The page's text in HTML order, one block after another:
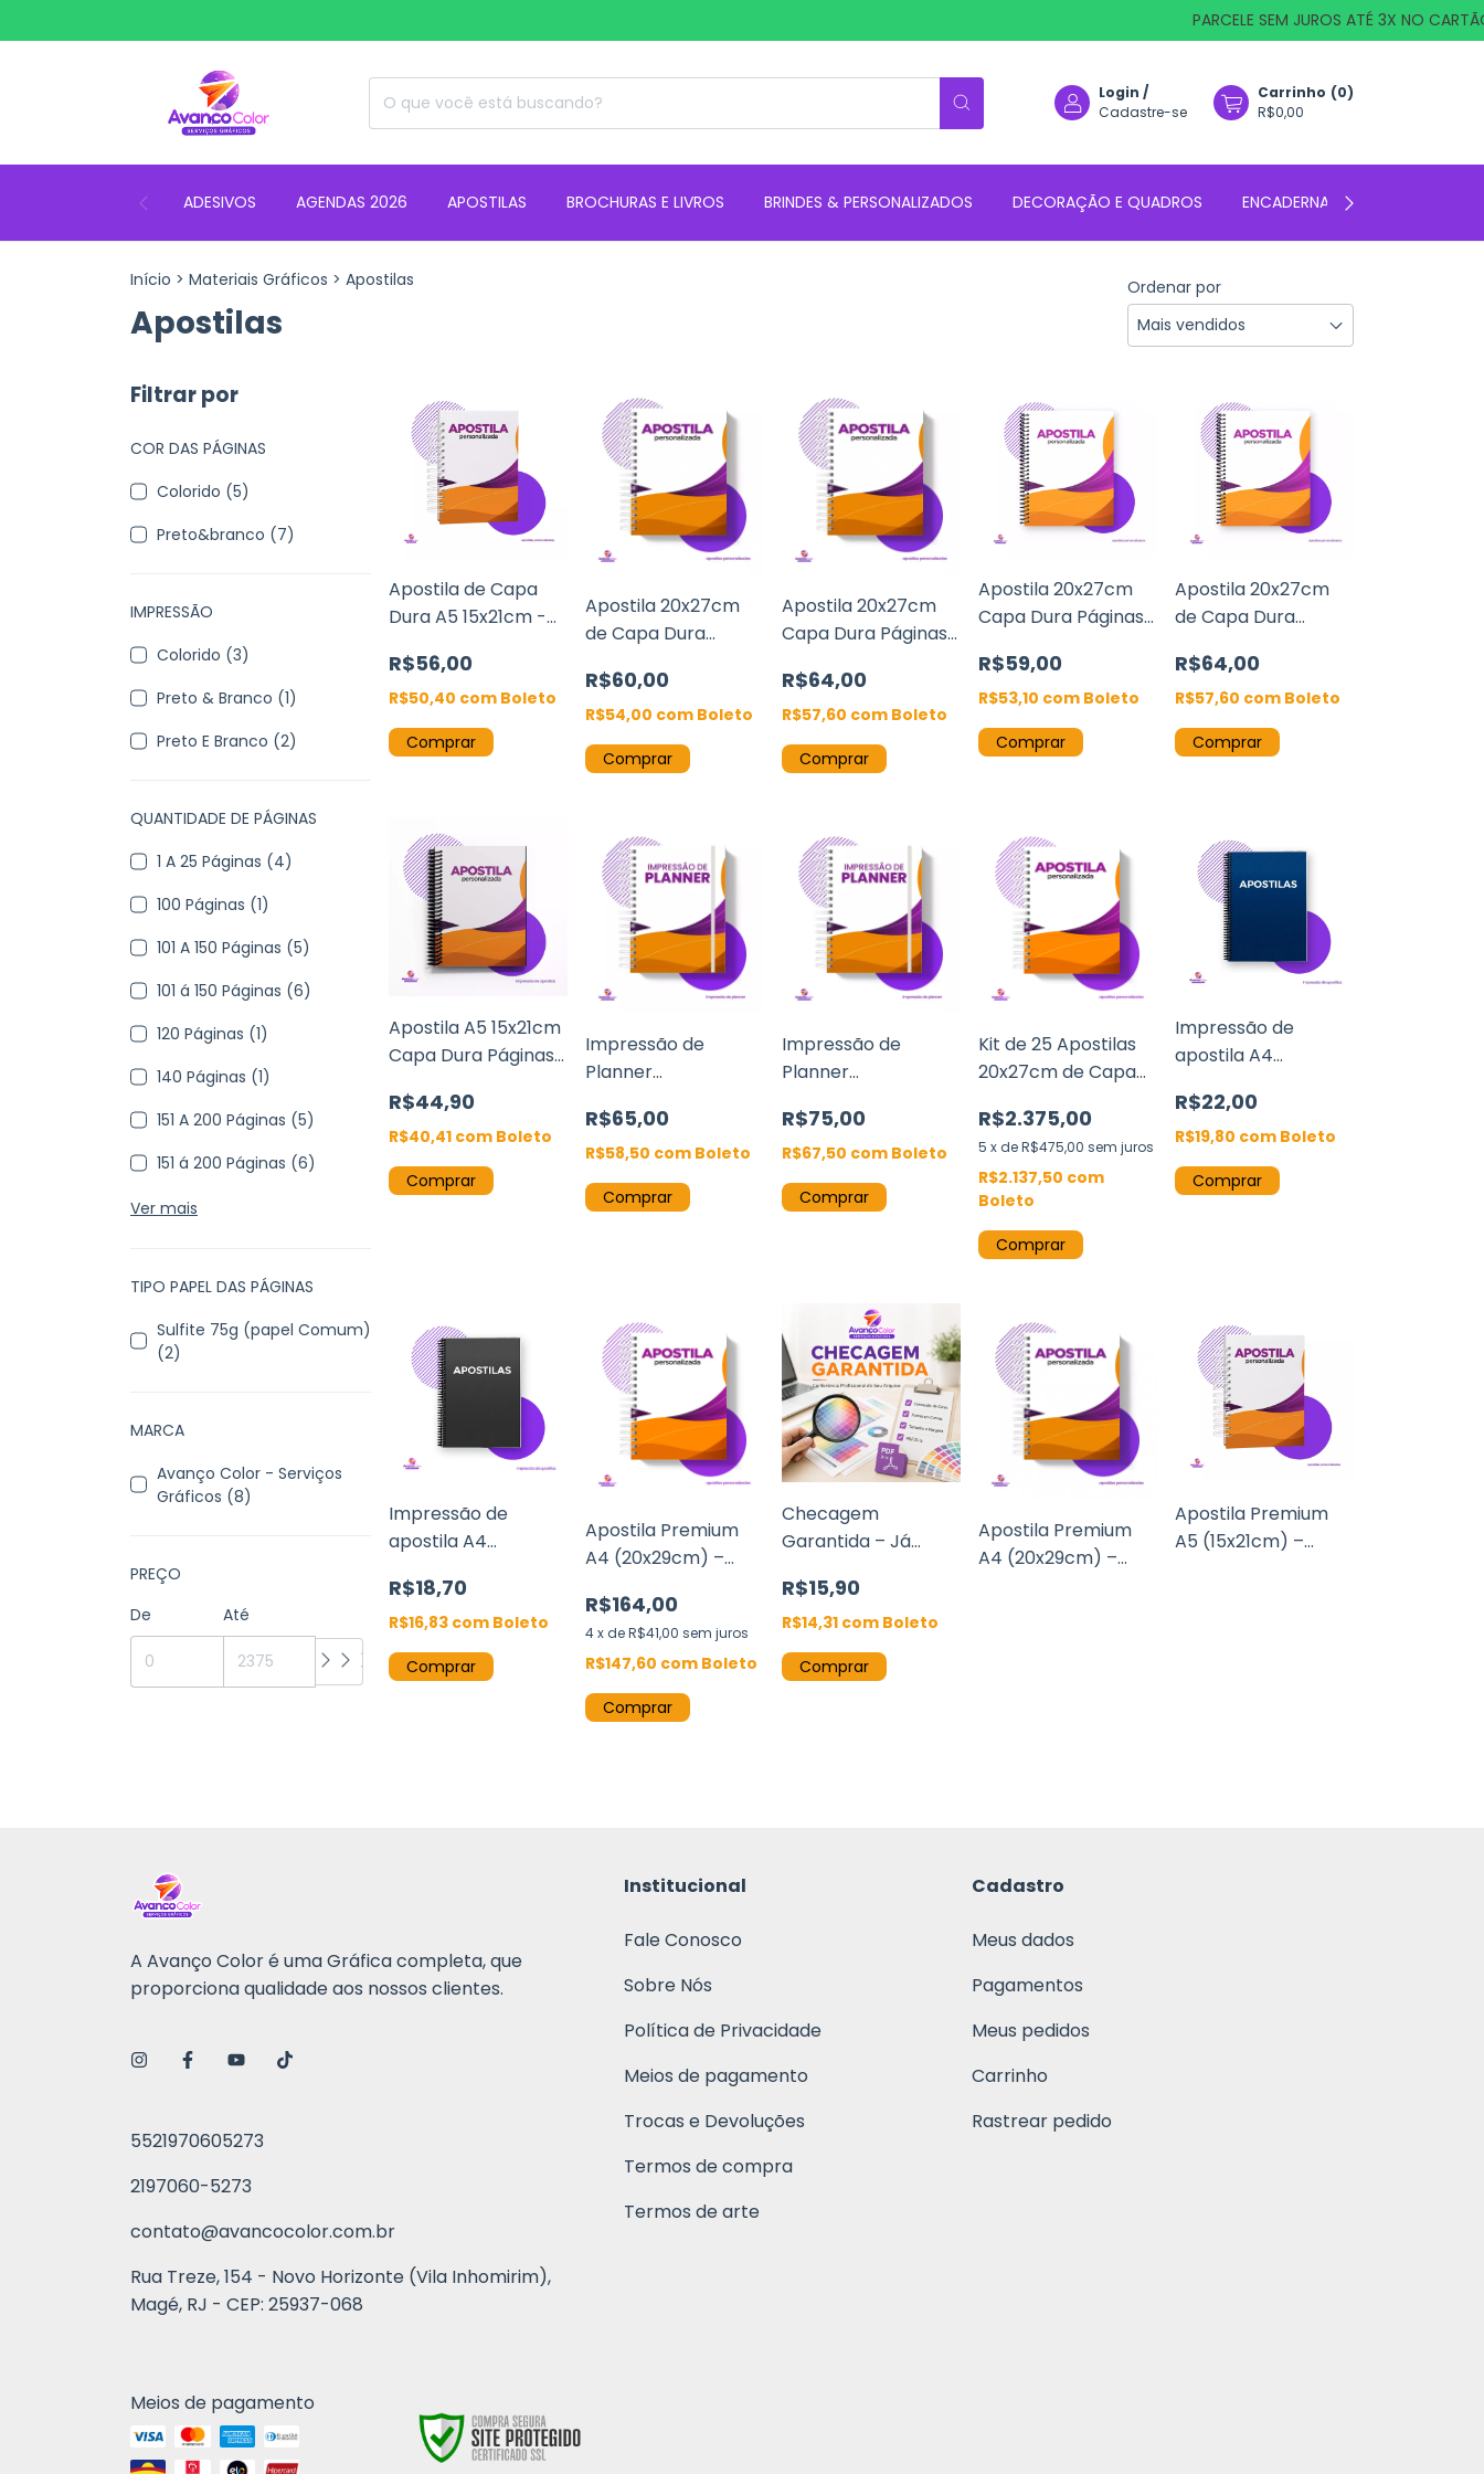
PARCELE SEM JUROS ATÉ 3X NO CARTÃO
Login /
Cadastre-se
Carrinho (0)
R$0,00
ADESIVOS AGENDAS 2026 APOSTILAS BROCHURAS E LIVROS BRINDES & PERSONALIZADOS DECORAÇÃO E QUADROS ENCADERNAÇÃO
Início > Materiais Gráficos > Apostilas
Apostilas
Ordenar por
Filtrar por
COR DAS PÁGINAS
Colorido (5)
Preto&branco (7)
IMPRESSÃO
Colorido (3)
Preto & Branco (1)
Preto E Branco (2)
QUANTIDADE DE PÁGINAS
1 A 25 Páginas (4)
100 Páginas (1)
101 A 150 Páginas (5)
101 á 150 Páginas (6)
120 Páginas (1)
140 Páginas (1)
151 A 200 Páginas (5)
151 á 200 Páginas (6)
Ver mais
TIPO PAPEL DAS PÁGINAS
Sulfite 75g (papel Comum)
(2)
MARCA
Avanço Color - Serviços
Gráficos (8)
PREÇO
De
Até
Apostila de Capa
Dura A5 15x21cm -
Wire-o
R$56,00
R$50,40 com Boleto
Comprar
Apostila 20x27cm
de Capa Dura
Wire-o
R$60,00
R$54,00 com Boleto
Comprar
Apostila 20x27cm
Capa Dura Páginas
R$64,00
R$57,60 com Boleto
Comprar
Apostila 20x27cm
Capa Dura Páginas
R$59,00
R$53,10 com Boleto
Comprar
Apostila 20x27cm
de Capa Dura
espiral
R$64,00
R$57,60 com Boleto
Comprar
Apostila A5 15x21cm
Capa Dura Páginas
R$44,90
R$40,41 com Boleto
Comprar
Impressão de
Planner
15x21cm
R$65,00
R$58,50 com Boleto
Comprar
Impressão de
Planner
15x21cm - Páginas
Offset 120g
R$75,00
R$67,50 com Boleto
Comprar
Kit de 25 Apostilas
20x27cm de Capa
90g Wire-o
R$2.375,00
5 x deR$475,00 sem juros
R$2.137,50 com
Boleto
Comprar
Impressão de
apostila A4
páginas coloridas
R$22,00
R$19,80 com Boleto
Comprar
Impressão de
apostila A4
páginas preto e
branco
R$18,70
R$16,83 com Boleto
Comprar
Apostila Premium
A4 (20x29cm) –
170g Wire-o
R$164,00
4x deR$41,00 sem juros
R$147,60 com Boleto
Comprar
Checagem
Garantida – Já
Quero uma
Conferência
Profissional
R$15,90
R$14,31 com Boleto
Apostila Premium
A4 (20x29cm) –
Apostila Premium
A5 (15x21cm) –
A Avanço Color é uma Gráfica completa, que
proporciona qualidade aos nossos clientes.
5521970605273
2197060-5273
contato@avancocolor.com.br
Rua Treze, 154 - Novo Horizonte (Vila Inhomirim),
Magé, RJ - CEP: 25937-068
Institucional
Fale Conosco
Sobre Nós
Política de Privacidade
Meios de pagamento
Trocas e Devoluções
Termos de compra
Termos de arte
Cadastro
Meus dados
Pagamentos
Meus pedidos
Carrinho
Rastrear pedido
Meios de pagamento